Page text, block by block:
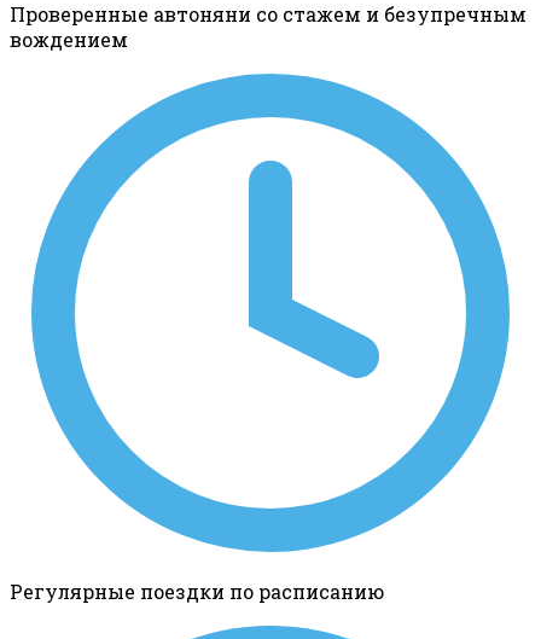
Проверенные автоняни со стажем и безупречным
вождением
Регулярные поездки по расписанию